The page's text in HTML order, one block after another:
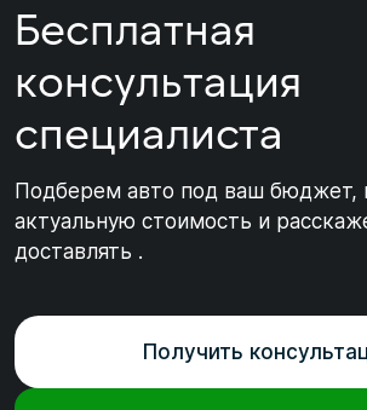
Бесплатная
консультация
специалиста
Подберем авто под ваш
актуальную стоимость и
доставлять .
Получить